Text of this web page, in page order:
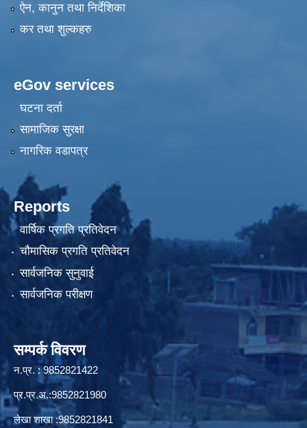
ऐन, कानुन तथा निर्देशिका
कर तथा शुल्कहरु
eGov services
घटना दर्ता
सामाजिक सुरक्षा
नागरिक वडापत्र
Reports
वार्षिक प्रगति प्रतिवेदन
चौमासिक प्रगति प्रतिवेदन
सार्वजनिक सुनुवाई
सार्वजनिक परीक्षण
सम्पर्क विवरण
न.प्र. : 9852821422
प्र.प्र.अ.:9852821980
लेखा शाखा :9852821841